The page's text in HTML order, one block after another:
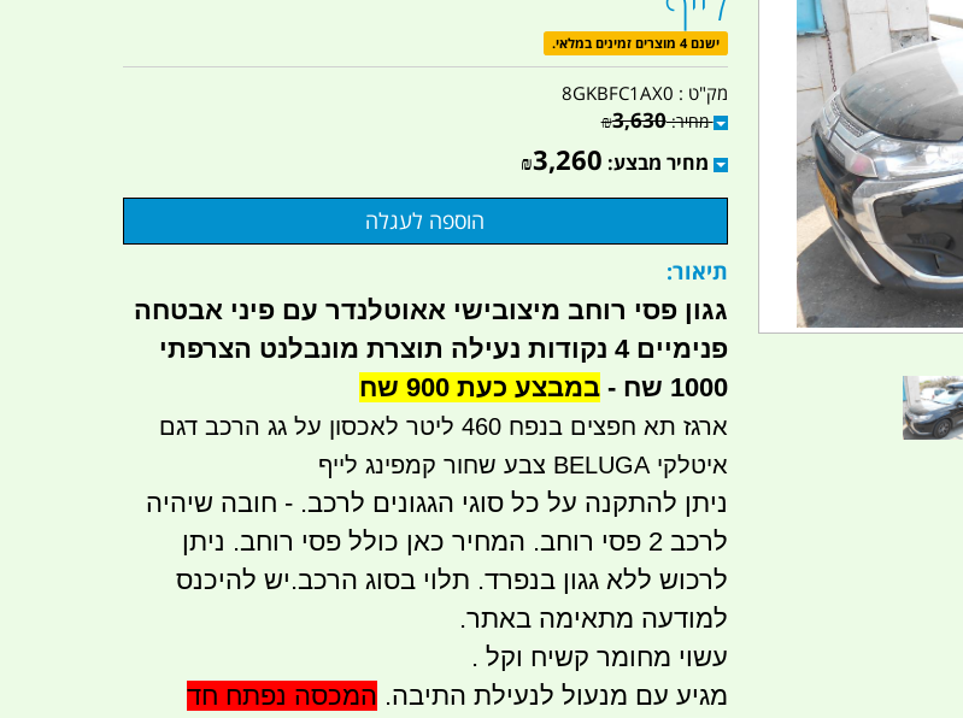
ישנם 4 מוצרים זמינים במלאי.
מק"ט : 8GKBFC1AX0
מחיר: ₪3,630
מחיר מבצע: ₪3,260
תיאור:
גגון פסי רוחב מיצובישי אאוטלנדר עם פיני אבטחה
פנימיים 4 נקודות נעילה תוצרת מונבלנט הצרפתי
1000 שח -
במבצע כעת 900 שח
ארגז תא חפצים בנפח 460 ליטר לאכסון על גג הרכב דגם
איטלקי BELUGA צבע שחור קמפינג לייף
ניתן להתקנה על כל סוגי הגגונים לרכב. - חובה שיהיה
לרכב 2 פסי רוחב. המחיר כאן כולל פסי רוחב. ניתן
לרכוש ללא גגון בנפרד. תלוי בסוג הרכב.יש להיכנס
למודעה מתאימה באתר.
עשוי מחומר קשיח וקל .
מגיע עם מנעול לנעילת התיבה. המכסה נפתח חד